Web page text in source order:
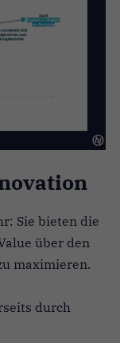
Sie bieten die
über den
maximieren.
durch